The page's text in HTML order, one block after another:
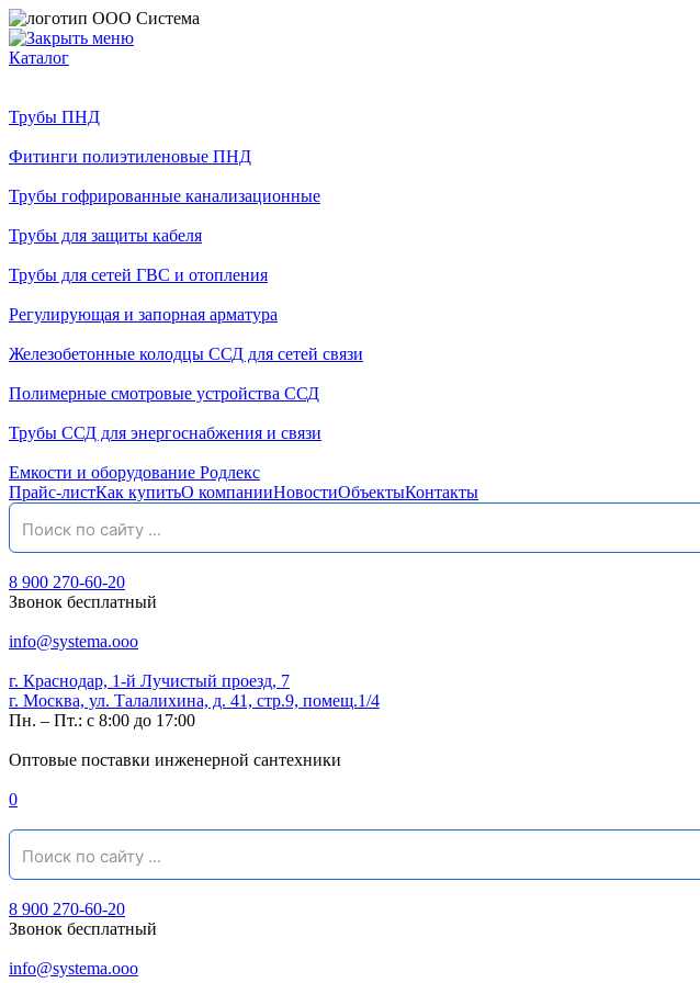
Каталог
Трубы ПНД
Фитинги полиэтиленовые ПНД
Трубы гофрированные канализационные
Трубы для защиты кабеля
Трубы для сетей ГВС и отопления
Регулирующая и запорная арматура
Железобетонные колодцы ССД для сетей связи
Полимерные смотровые устройства ССД
Трубы ССД для энергоснабжения и связи
Емкости и оборудование Родлекс
Прайс-листКак купитьО компанииНовостиОбъектыКонтакты
8 900 270-60-20
Звонок бесплатный
info@systema.ooo
г. Краснодар, 1-й Лучистый проезд, 7
г. Москва, ул. Талалихина, д. 41, стр.9, помещ.1/4
Пн. – Пт.: с 8:00 до 17:00
Оптовые поставки инженерной сантехники
0
8 900 270-60-20
Звонок бесплатный
info@systema.ooo